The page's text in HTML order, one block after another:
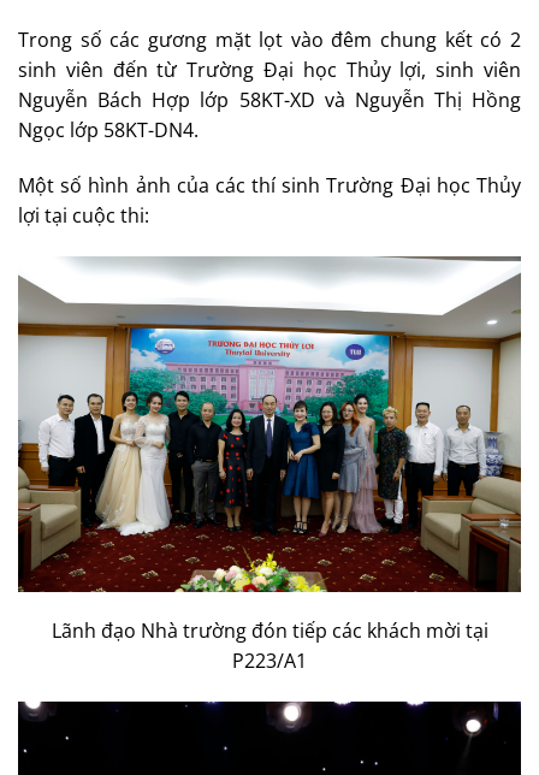
Trong số các gương mặt lọt vào đêm chung kết có 2
sinh viên đến từ Trường Đại học Thủy lợi, sinh viên
Nguyễn Bách Hợp lớp 58KT-XD và Nguyễn Thị Hồng
Ngọc lớp 58KT-DN4.
Một số hình ảnh của các thí sinh Trường Đại học Thủy
lợi tại cuộc thi:
Lãnh đạo Nhà trường đón tiếp các khách mời tại
P223/A1